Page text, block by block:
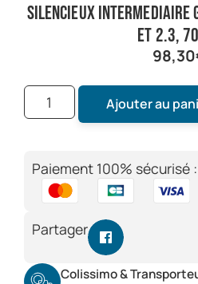
silencieux intermediaire
et 2.3,
98,30
Ajouter au
Paiement 100% sécurisé :
Partager
Colissimo &